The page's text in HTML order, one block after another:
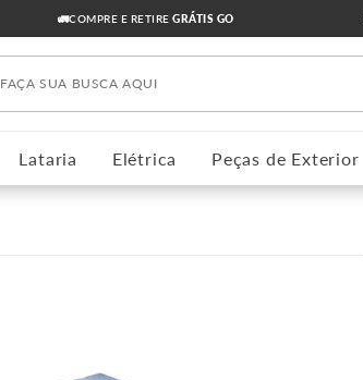
🚛COMPRE E RETIREGRÁTIS GO
Faça sua busca aqui
Lataria Elétrica Peças de Exterior